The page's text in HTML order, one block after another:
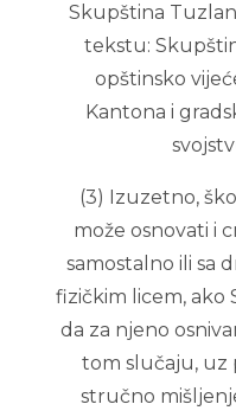
Skupština
tekstu:
opštinsko
Kantona i
(3) Izuzetno,
može osnovati i
samostalno ili sa
fizičkim licem, ako
da za njeno
tom slučaju,
stručno